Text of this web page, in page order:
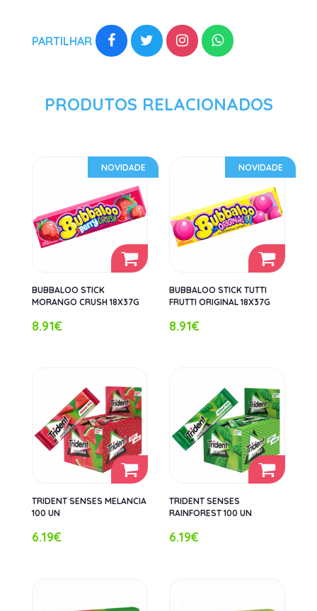
PARTILHAR
PRODUTOS RELACIONADOS
NOVIDADE
BUBBALOO STICK
MORANGO CRUSH 18X37G
8.91€
NOVIDADE
BUBBALOO STICK TUTTI
FRUTTI ORIGINAL 18X37G
8.91€
TRIDENT SENSES MELANCIA
100 UN
6.19€
TRIDENT SENSES
RAINFOREST 100 UN
6.19€